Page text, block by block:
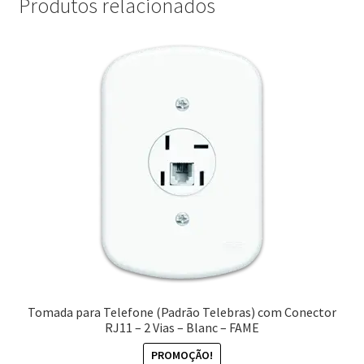
Produtos relacionados
Tomada para Telefone (Padrão Telebras) com Conector
RJ11 – 2 Vias – Blanc – FAME
PROMOÇÃO!